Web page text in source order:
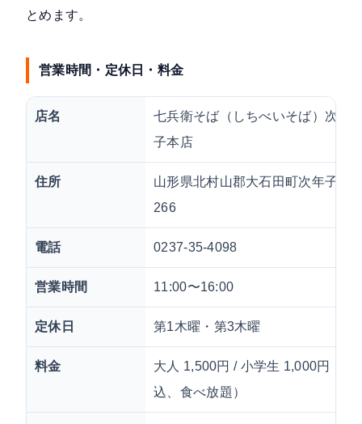
とめます。
営業時間・定休日・料金
店名
七兵衛そば（しちべいそば）次年
子本店
住所
山形県北村山郡大石田町次年子
266
電話 0237-35-4098
営業時間 11:00〜16:00
定休日 第1木曜・第3木曜
料金
大人 1,500円 / 小学生 1,000円（税
込、食べ放題）